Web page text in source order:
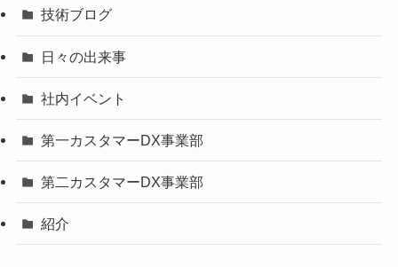
技術ブログ
日々の出来事
社内イベント
第一カスタマーDX事業部
第二カスタマーDX事業部
紹介